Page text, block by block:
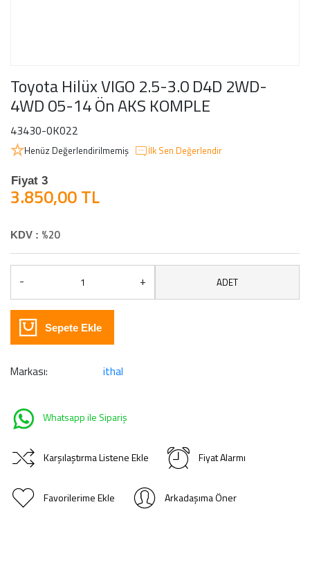
Toyota Hilüx VIGO 2.5-3.0 D4D 2WD-
4WD 05-14 Ön AKS KOMPLE
43430-0K022
Henüz Değerlendirilmemiş İlk Sen Değerlendir
Fiyat 3
3.850,00 TL
KDV : %20
- + ADET
Sepete Ekle
Markası: ithal
Whatsapp ile Sipariş
Karşılaştırma Listene Ekle Fiyat Alarmı
Favorilerime Ekle Arkadaşıma Öner